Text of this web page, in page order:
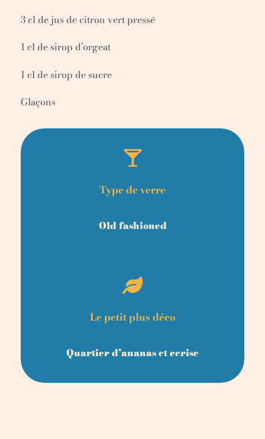
3 cl de jus de citron vert pressé
1 cl de sirop d’orgeat
1 cl de sirop de sucre
Glaçons
Type de verre
Old fashioned
Le petit plus déco
Quartier d’ananas et cerise